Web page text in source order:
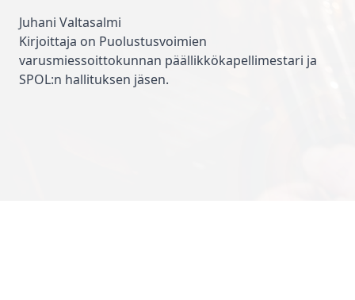
Juhani Valtasalmi
Kirjoittaja on Puolustusvoimien
varusmiessoittokunnan päällikkökapellimestari ja
SPOL:n hallituksen jäsen.